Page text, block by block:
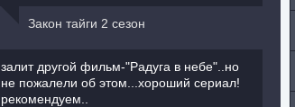
Закон тайги 2 сезон
залит другой фильм-"Радуга в небе"..но
не пожалели об этом...хороший сериал!
рекомендуем..